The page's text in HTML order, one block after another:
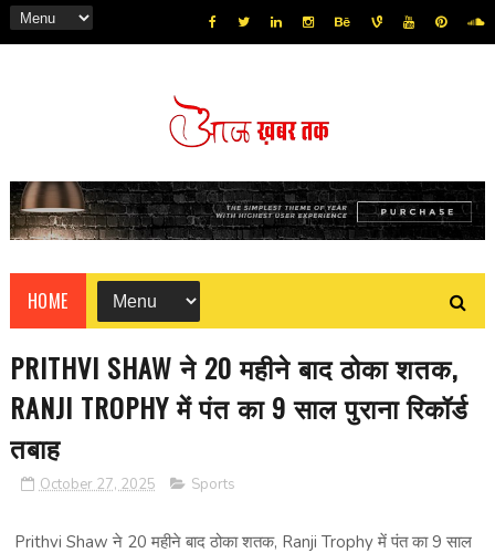
HOME
PRITHVI SHAW ने 20 महीने बाद ठोका शतक,
RANJI TROPHY में पंत का 9 साल पुराना रिकॉर्ड
तबाह
October 27, 2025 Sports
Prithvi Shaw ने 20 महीने बाद ठोका शतक, Ranji Trophy में पंत का 9 साल